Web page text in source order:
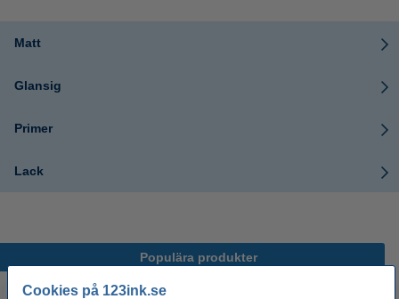
Cookies på 123ink.se
Matt
Glansig
Primer
Lack
Populära produkter